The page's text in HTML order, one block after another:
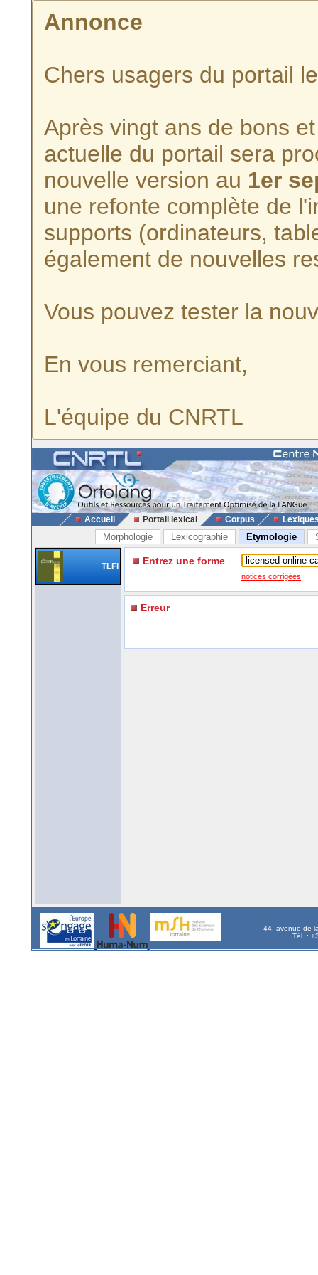
Annonce
Chers usagers du portail
Après vingt ans de bons
actuelle du portail sera
nouvelle version au 1er
une refonte complète de
supports (ordinateurs,
également de nouvelles
Vous pouvez tester la
En vous remerciant,
L'équipe du CNRTL
Accueil Portail lexical Corpus
Morphologie Lexicographie Etymologie
TLFi Entrez une forme
notices corrigées
Erreur
44, avenue de
Tél. :